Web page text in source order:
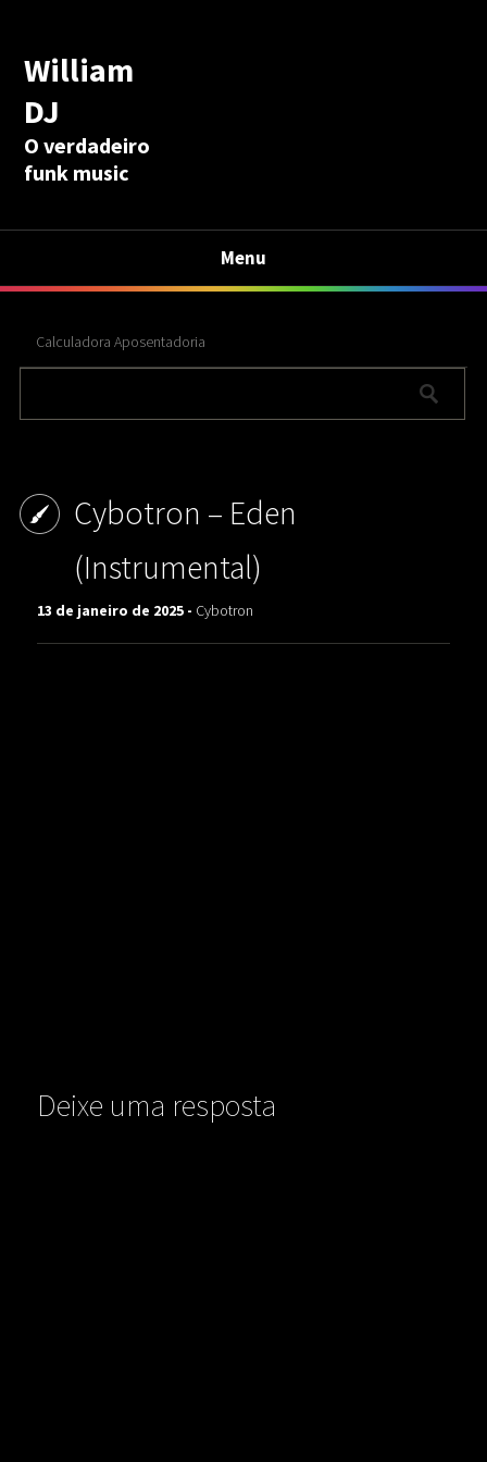
William
DJ
O verdadeiro
funk music
Menu
Calculadora Aposentadoria
Cybotron ‎– Eden
(Instrumental)
13 de janeiro de 2025 - Cybotron
Deixe uma resposta